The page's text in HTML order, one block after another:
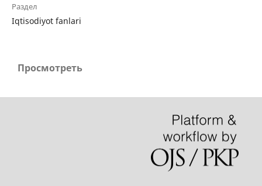
Раздел
Iqtisodiyot fanlari
Просмотреть